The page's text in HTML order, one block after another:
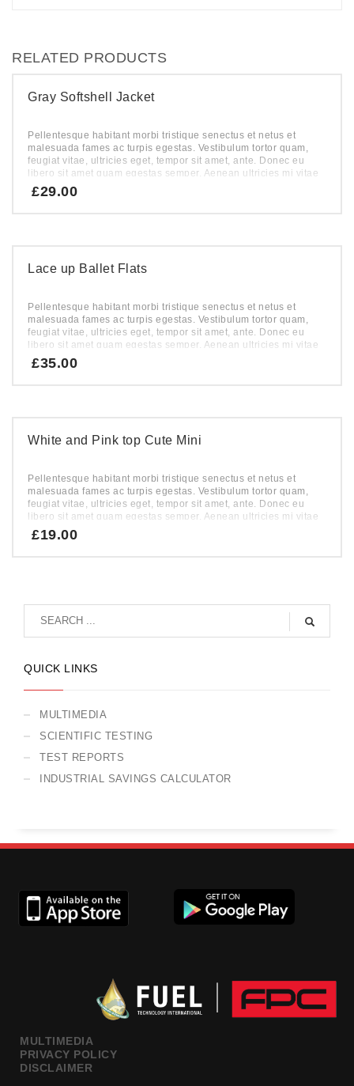
RELATED PRODUCTS
Gray Softshell Jacket
Pellentesque habitant morbi tristique senectus et netus et
malesuada fames ac turpis egestas. Vestibulum tortor quam,
feugiat vitae, ultricies eget, tempor sit amet, ante. Donec eu
libero sit amet quam egestas semper. Aenean ultricies mi vitae
est. Mauris placerat eleifend leo.
£29.00
Lace up Ballet Flats
Pellentesque habitant morbi tristique senectus et netus et
malesuada fames ac turpis egestas. Vestibulum tortor quam,
feugiat vitae, ultricies eget, tempor sit amet, ante. Donec eu
libero sit amet quam egestas semper. Aenean ultricies mi vitae
est. Mauris placerat eleifend leo.
£35.00
White and Pink top Cute Mini
Pellentesque habitant morbi tristique senectus et netus et
malesuada fames ac turpis egestas. Vestibulum tortor quam,
feugiat vitae, ultricies eget, tempor sit amet, ante. Donec eu
libero sit amet quam egestas semper. Aenean ultricies mi vitae
est. Mauris placerat eleifend leo.
£19.00
QUICK LINKS
MULTIMEDIA
SCIENTIFIC TESTING
TEST REPORTS
INDUSTRIAL SAVINGS CALCULATOR
MULTIMEDIA
PRIVACY POLICY
DISCLAIMER